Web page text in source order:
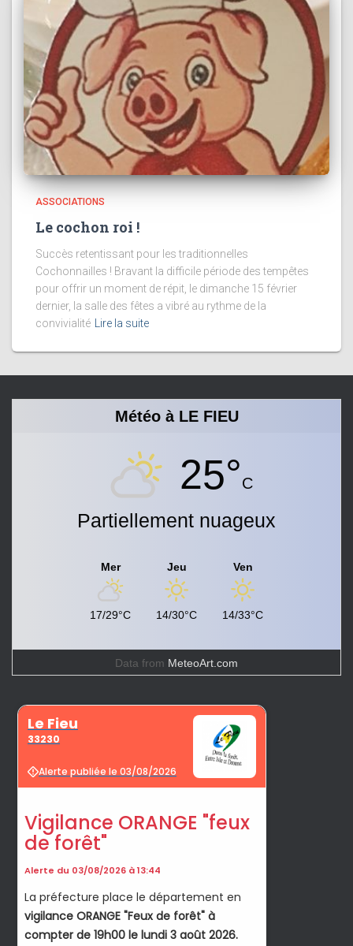
ASSOCIATIONS
Le cochon roi !
Succès retentissant pour les traditionnelles
Cochonnailles ! Bravant la difficile période des tempêtes
pour offrir un moment de répit, le dimanche 15 février
dernier, la salle des fêtes a vibré au rythme de la
convivialité
Lire la suite
Météo à LE FIEU
25°C
Partiellement nuageux
Mer
17/29°C
Jeu
14/30°C
Ven
14/33°C
Data from MeteoArt.com